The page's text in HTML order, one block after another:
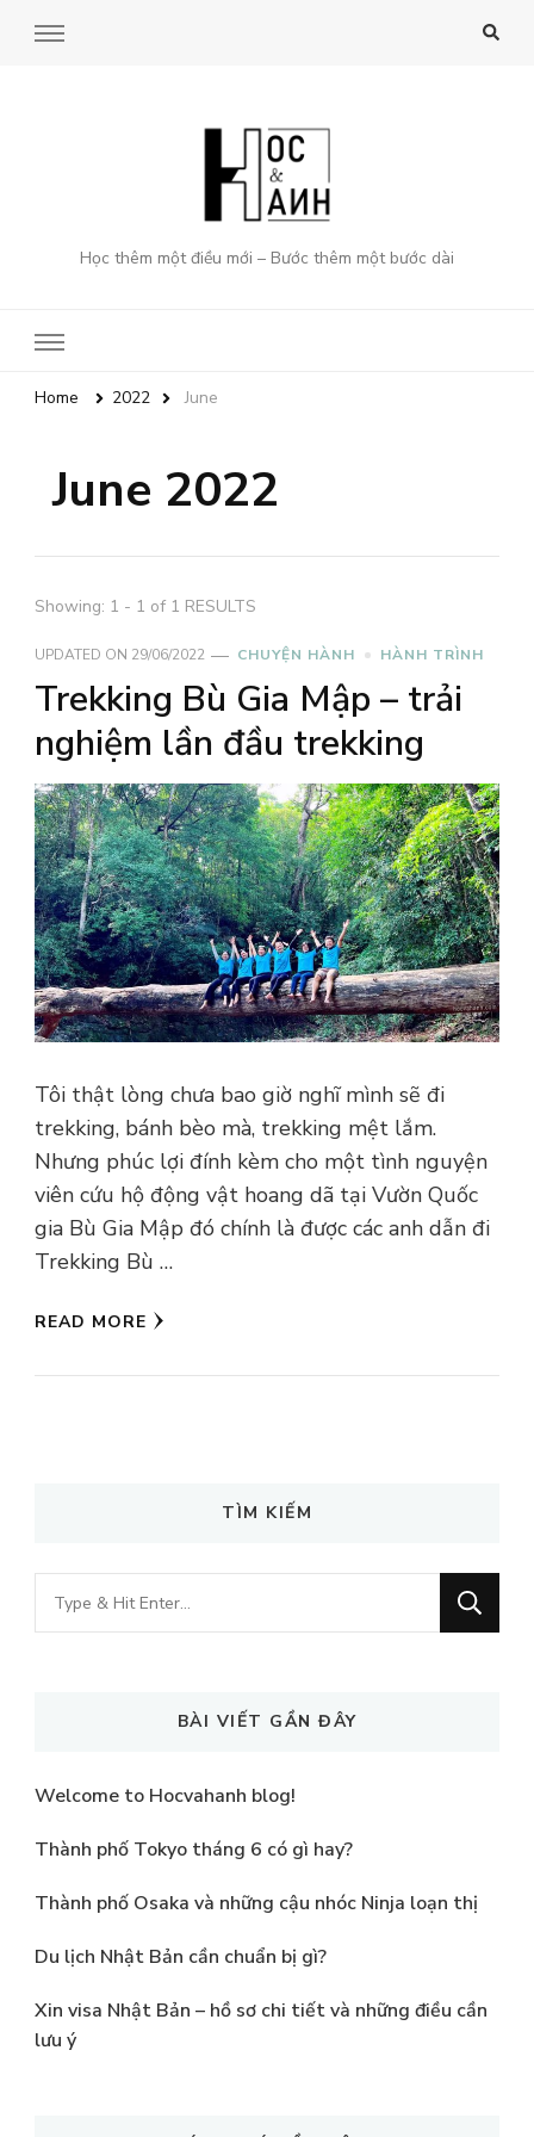
Học thêm một điều mới – Bước thêm một bước dài
Home 2022 June
June 2022
Showing: 1 - 1 of 1 RESULTS
UPDATED ON 29/06/2022 CHUYỆN HÀNH HÀNH TRÌNH
Trekking Bù Gia Mập – trải
nghiệm lần đầu trekking
Tôi thật lòng chưa bao giờ nghĩ mình sẽ đi
trekking, bánh bèo mà, trekking mệt lắm.
Nhưng phúc lợi đính kèm cho một tình nguyện
viên cứu hộ động vật hoang dã tại Vườn Quốc
gia Bù Gia Mập đó chính là được các anh dẫn đi
Trekking Bù …
READ MORE
TÌM KIẾM
Looking
for
BÀI VIẾT GẦN ĐÂY
Welcome to Hocvahanh blog!
Thành phố Tokyo tháng 6 có gì hay?
Thành phố Osaka và những cậu nhóc Ninja loạn thị
Du lịch Nhật Bản cần chuẩn bị gì?
Xin visa Nhật Bản – hồ sơ chi tiết và những điều cần
lưu ý